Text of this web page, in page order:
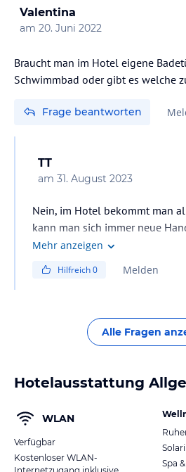
Valentina
am 20. Juni 2022
Braucht man im Hotel eigene
Schwimmbad oder gibt es welche
Frage beantworten
TT
am 31. August 2023
Nein, im Hotel bekommt man
kann man sich immer neue
Mehr anzeigen
Hilfreich0 Melden
Alle Fragen
Hotelausstattung
WLAN
Verfügbar
Kostenloser WLAN-
Spa